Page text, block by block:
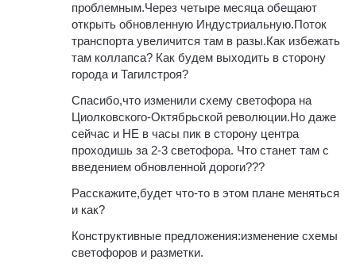
проблемным.Через четыре месяца обещают
открыть обновленную Индустриальную.Поток
транспорта увеличится там в разы.Как избежать
там коллапса? Как будем выходить в сторону
города и Тагилстроя?
Спасибо,что изменили схему светофора на
Циолковского-Октябрьской революции.Но даже
сейчас и НЕ в часы пик в сторону центра
проходишь за 2-3 светофора. Что станет там с
введением обновленной дороги???
Расскажите,будет что-то в этом плане меняться
и как?
Конструктивные предложения:изменение схемы
светофоров и разметки.